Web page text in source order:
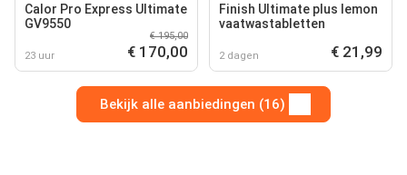
Calor Pro Express Ultimate
GV9550
23 uur
€ 195,00
€ 170,00
Finish Ultimate plus lemon
vaatwastabletten
2 dagen € 21,99
Bekijk alle aanbiedingen (16)